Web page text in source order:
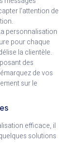
l’attention de
personnalisation
pour chaque
la clientèle.
des
de vos
sur le
efficace, il
solutions